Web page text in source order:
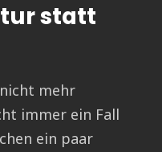
statt
mehr
immer ein Fall
ein paar